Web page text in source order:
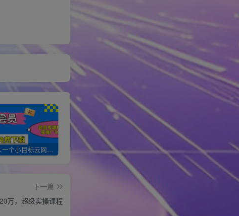
加入一个小目标云网创会员，全站资源免费学习。更可享受推广高达80%分佣！ XXX云网创【VIP会员专属交流群】 加盟一个小目标网创，搭建同款项目资源站，实现月入10w+！！
下一篇
万，超级实操课程